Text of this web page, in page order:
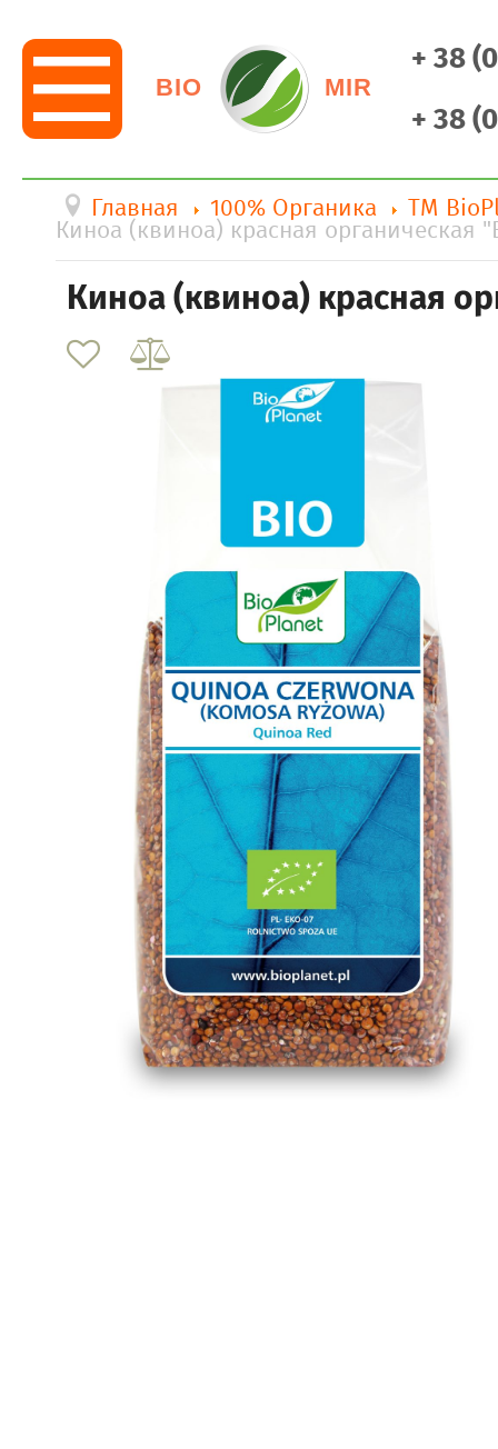
BIO MIR
+ 38
+ 38
Главная 100% Органика ТМ
Киноа (квиноа) красная органическая
Киноа (квиноа) красная